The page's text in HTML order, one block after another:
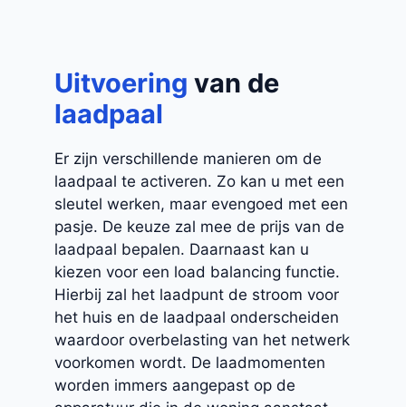
Uitvoering van de
laadpaal
Er zijn verschillende manieren om de
laadpaal te activeren. Zo kan u met een
sleutel werken, maar evengoed met een
pasje. De keuze zal mee de prijs van de
laadpaal bepalen. Daarnaast kan u
kiezen voor een load balancing functie.
Hierbij zal het laadpunt de stroom voor
het huis en de laadpaal onderscheiden
waardoor overbelasting van het netwerk
voorkomen wordt. De laadmomenten
worden immers aangepast op de